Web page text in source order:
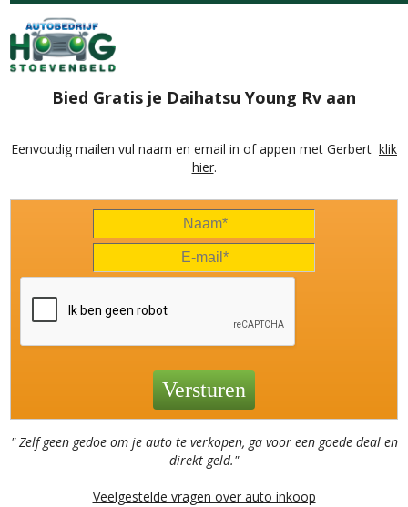
Bied Gratis je Daihatsu Young Rv aan
Eenvoudig mailen vul naam en email in of appen met Gerbert klik
hier.
" Zelf geen gedoe om je auto te verkopen, ga voor een goede deal en
direkt geld."
Veelgestelde vragen over auto inkoop